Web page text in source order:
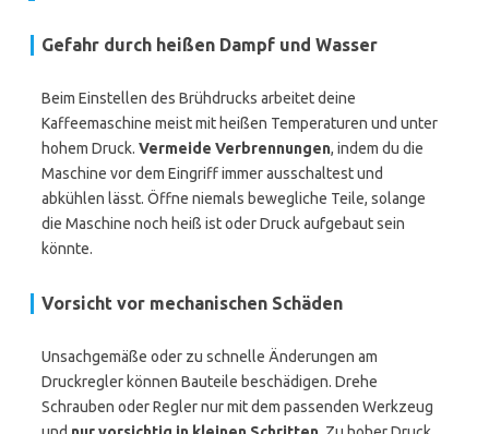
Gefahr durch heißen Dampf und Wasser
Beim Einstellen des Brühdrucks arbeitet deine
Kaffeemaschine meist mit heißen Temperaturen und unter
hohem Druck. Vermeide Verbrennungen, indem du die
Maschine vor dem Eingriff immer ausschaltest und
abkühlen lässt. Öffne niemals bewegliche Teile, solange
die Maschine noch heiß ist oder Druck aufgebaut sein
könnte.
Vorsicht vor mechanischen Schäden
Unsachgemäße oder zu schnelle Änderungen am
Druckregler können Bauteile beschädigen. Drehe
Schrauben oder Regler nur mit dem passenden Werkzeug